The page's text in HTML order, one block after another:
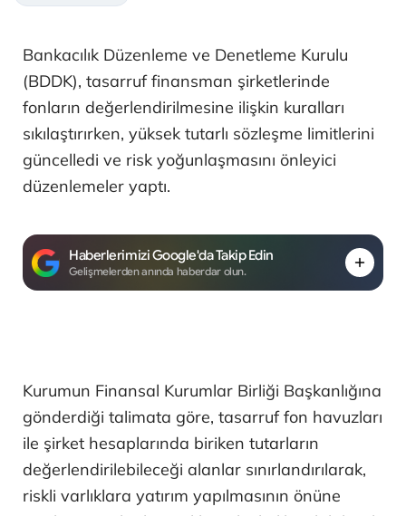
Bankacılık Düzenleme ve Denetleme Kurulu
(BDDK), tasarruf finansman şirketlerinde
fonların değerlendirilmesine ilişkin kuralları
sıkılaştırırken, yüksek tutarlı sözleşme limitlerini
güncelledi ve risk yoğunlaşmasını önleyici
düzenlemeler yaptı.
Haberlerimizi Google'da Takip Edin
Gelişmelerden anında haberdar olun.
Kurumun Finansal Kurumlar Birliği Başkanlığına
gönderdiği talimata göre, tasarruf fon havuzları
ile şirket hesaplarında biriken tutarların
değerlendirilebileceği alanlar sınırlandırılarak,
riskli varlıklara yatırım yapılmasının önüne